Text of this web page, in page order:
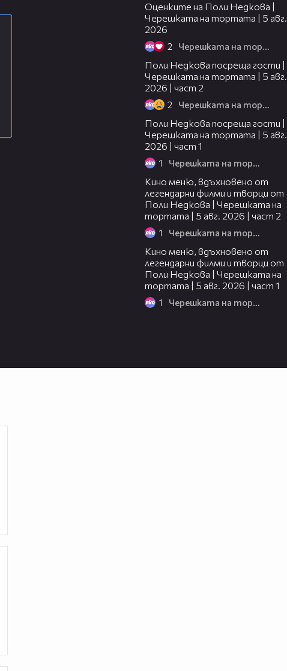
Оценките на Поли Недкова |
Черешката на тортата | 5 авг.
2026
2 Черешката на тортата
Поли Недкова посреща гости |
Черешката на тортата | 5 авг.
2026 | част 2
2 Черешката на тортата
Поли Недкова посреща гости |
Черешката на тортата | 5 авг.
2026 | част 1
1 Черешката на тортата
Кино меню, вдъхновено от
легендарни филми и творци от
Поли Недкова | Черешката на
тортата | 5 авг. 2026 | част 2
1 Черешката на тортата
Кино меню, вдъхновено от
легендарни филми и творци от
Поли Недкова | Черешката на
тортата | 5 авг. 2026 | част 1
1 Черешката на тортата